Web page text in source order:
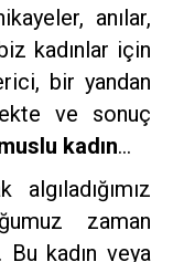
anılar,
kadınlar için
bir yandan
ve sonuç
kadın…
zaman
kadın veya